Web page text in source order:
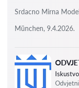
Srdacno Mirna
München, 9.4.2026.